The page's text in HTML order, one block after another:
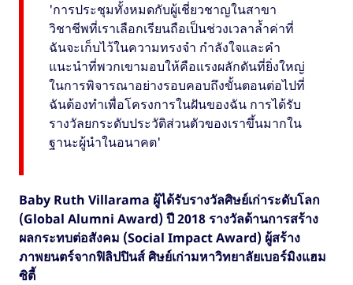
'การประชุมทั้งหมดกับผู้เชี่ยวชาญในสาขา
วิชาชีพที่เราเลือกเรียนถือเป็นช่วงเวลาล้ำค่าที่
ฉันจะเก็บไว้ในความทรงจำ กำลังใจและคำ
แนะนำที่พวกเขามอบให้คือแรงผลักดันที่ยิ่งใหญ่
ในการพิจารณาอย่างรอบคอบถึงขั้นตอนต่อไปที่
ฉันต้องทำเพื่อโครงการในฝันของฉัน การได้รับ
รางวัลยกระดับประวัติส่วนตัวของเราขึ้นมากใน
ฐานะผู้นำในอนาคต'
Baby Ruth Villarama ผู้ได้รับรางวัลศิษย์เก่าระดับโลก
(Global Alumni Award) ปี 2018 รางวัลด้านการสร้าง
ผลกระทบต่อสังคม (Social Impact Award) ผู้สร้าง
ภาพยนตร์จากฟิลิปปินส์ ศิษย์เก่ามหาวิทยาลัยเบอร์มิงแฮม
ซิตี้